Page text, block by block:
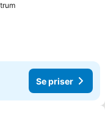
Se priser